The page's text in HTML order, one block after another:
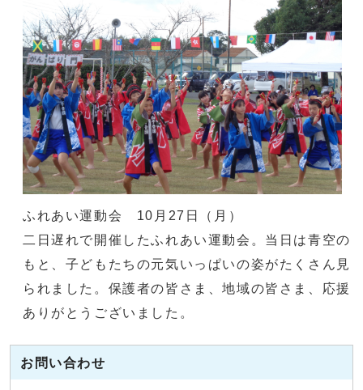
ふれあい運動会 10月27日（月）
二日遅れで開催したふれあい運動会。当日は青空の
もと、子どもたちの元気いっぱいの姿がたくさん見
られました。保護者の皆さま、地域の皆さま、応援
ありがとうございました。
お問い合わせ